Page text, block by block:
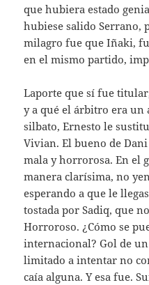
que hubiera estado
hubiese salido Serrano,
milagro fue que Iñaki,
en el mismo partido,
Laporte que sí fue
y a qué el árbitro era un
silbato, Ernesto le
Vivian. El bueno de
mala y horrorosa. En el
manera clarísima, no
esperando a que le
tostada por Sadiq, que
Horroroso. ¿Cómo se
internacional? Gol de
limitado a intentar no
caía alguna. Y esa fue.